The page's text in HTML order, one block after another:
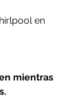
en
mientras